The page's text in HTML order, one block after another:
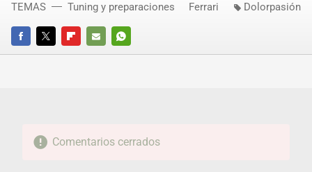
FACEBOOKTWITTERFLIPBOARD
E-
WHATSAPP
TEMAS Tuning y preparaciones Ferrari Dolorpasión
Comentarios cerrados